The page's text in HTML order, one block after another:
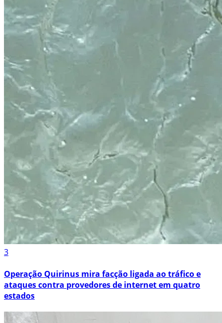
3
Operação Quirinus mira facção ligada ao tráfico e
ataques contra provedores de internet em quatro
estados